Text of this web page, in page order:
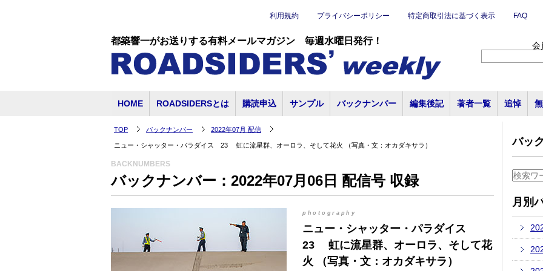
都築響一がお送りする有料メールマガジン 毎週水曜日発行！
利用規約 プライバシーポリシー 特定商取引法に基づく表示 FAQ
会
HOME ROADSIDERSとは 購読申込 サンプル バックナンバー 編集後記 著者一覧 追悼
TOP バックナンバー 2022年07月 配信
ニュー・シャッター・パラダイス 23 虹に流星群、オーロラ、そして花火 （写真・文：オカダキサラ）
BACKNUMBERS
バックナンバー：2022年07月06日 配信号 収録
photography
ニュー・シャッター・パラダイス
23 虹に流星群、オーロラ、そして花
火 （写真・文：オカダキサラ）
バッ
月別